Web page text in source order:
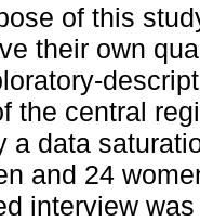
of this
their own
the central
a data
and 24
interview